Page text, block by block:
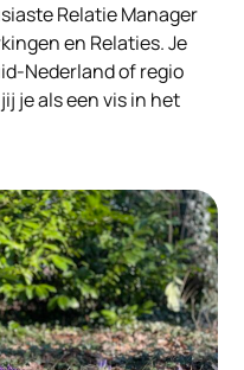
Relatie Manager
en Relaties. Je
Nederland of regio
je als een vis in het